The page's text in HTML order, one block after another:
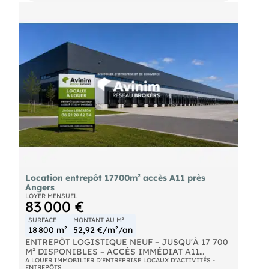
réglementation en vigueur, un état des risques
dossier. Les éléments détaillés relatifs aux risques
seront communiqués en visite et dans le dossier.
Location entrepôt 17700m² accès A11 près
Angers
LOYER MENSUEL
83 000 €
SURFACE
18 800 m²
MONTANT AU M²
52,92 €/m²/an
ENTREPÔT LOGISTIQUE NEUF – JUSQU'À 17 700
M² DISPONIBLES – ACCÈS IMMÉDIAT A11
A LOUER IMMOBILIER D'ENTREPRISE LOCAUX D'ACTIVITÉS -
ENTREPÔTS